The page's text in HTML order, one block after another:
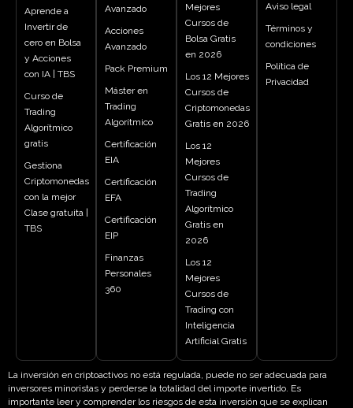
Aprende a
Invertir de
cero en Bolsa
y Acciones
con IA | TBS
Curso de
Trading
Algorítmico
gratis
Gestiona
Criptomonedas
con la mejor
Clase gratuita |
TBS
Avanzado
Acciones
Avanzado
Pack Premium
Máster en
Trading
Algorítmico
Certificación
EIA
Certificación
EFA
Certificación
EIP
Finanzas
Personales
360
Mejores
Cursos de
Bolsa Gratis
en 2026
Los 12 Mejores
Cursos de
Criptomonedas
Gratis en 2026
Los 12
Mejores
Cursos de
Trading
Algorítmico
Gratis en
2026
Los 12
Mejores
Cursos de
Trading con
Inteligencia
Artificial Gratis
Aviso legal
Términos y
condiciones
Política de
Privacidad
La inversión en criptoactivos no está regulada, puede no ser adecuada para
inversores minoristas y perderse la totalidad del importe invertido. Es
importante leer y comprender los riesgos de esta inversión que se explican